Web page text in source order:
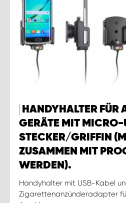
HANDYHALTER
GERÄTE MIT MICRO-
STECKER/GRIFFIN
ZUSAMMEN MIT
WERDEN).
Handyhalter mit USB-Kabel
Zigarettenanzünderadapter